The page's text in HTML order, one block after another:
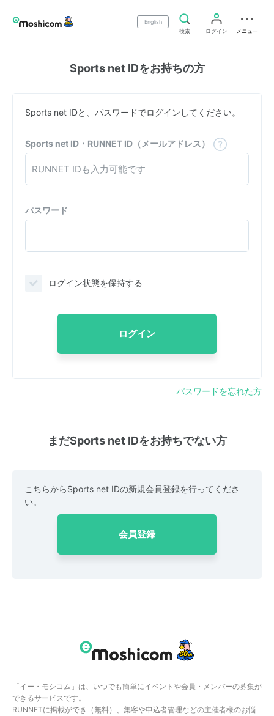
English
検索
ログイン メニュー
Sports net IDをお持ちの方
Sports net IDと、パスワードでログインしてください。
Sports net ID・RUNNET ID（メールアドレス）
パスワード
ログイン状態を保持する
ログイン
パスワードを忘れた方
まだSports net IDをお持ちでない方
こちらからSports net IDの新規会員登録を行ってくださ
い。
会員登録
「イー・モシコム」は、いつでも簡単にイベントや会員・メンバーの募集が
できるサービスです。
RUNNETに掲載ができ（無料）、集客や申込者管理などの主催者様のお悩